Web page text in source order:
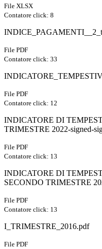
File XLSX
Contatore click: 8
File PDF
Contatore click: 33
File PDF
Contatore click: 12
INDICATORE DI
TRIMESTRE 2022-signed-
File PDF
Contatore click: 13
INDICATORE DI
SECONDO TRIMESTRE
File PDF
Contatore click: 13
I_TRIMESTRE_2016.pdf
File PDF